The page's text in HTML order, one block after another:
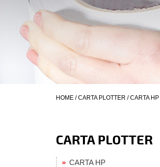
HOME /CARTA PLOTTER /CARTA HP
CARTA PLOTTER
CARTA HP